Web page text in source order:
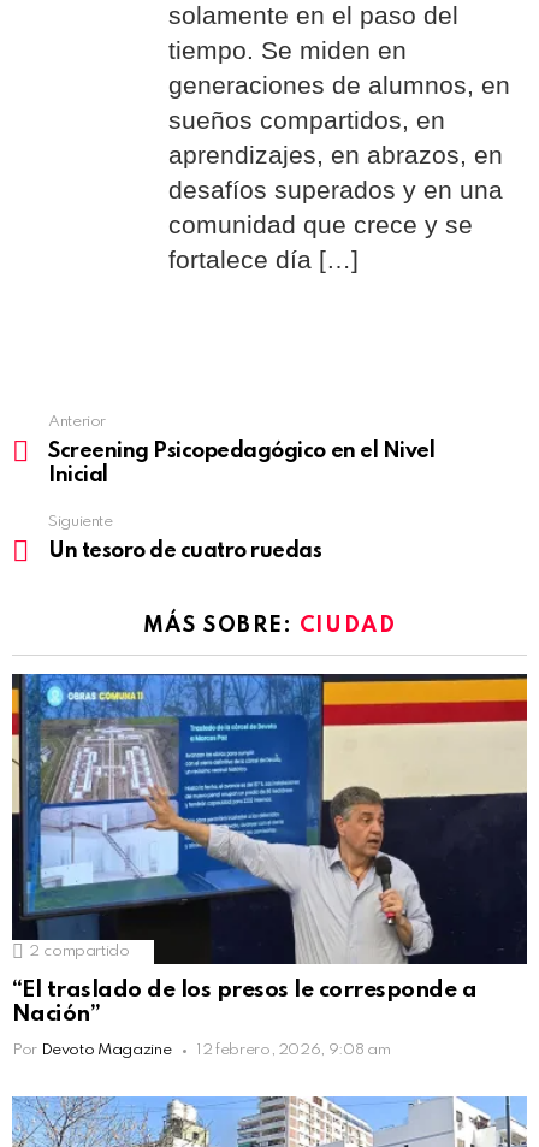
solamente en el paso del
tiempo. Se miden en
generaciones de alumnos, en
sueños compartidos, en
aprendizajes, en abrazos, en
desafíos superados y en una
comunidad que crece y se
fortalece día […]
See
more
Anterior
Screening Psicopedagógico en el Nivel
Inicial
Siguiente
Un tesoro de cuatro ruedas
MÁS SOBRE: CIUDAD
2 compartido
“El traslado de los presos le corresponde a
Nación”
Por Devoto Magazine 12 febrero, 2026, 9:08 am